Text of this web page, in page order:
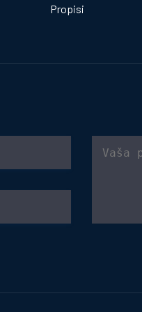
Propisi